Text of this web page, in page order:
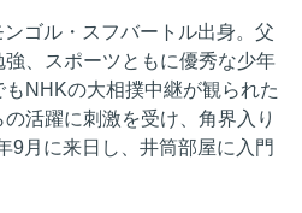
ゴル・スフバートル出身。父
、スポーツともに優秀な少年
NHKの大相撲中継が観られた
活躍に刺激を受け、角界入り
9月に来日し、井筒部屋に入門